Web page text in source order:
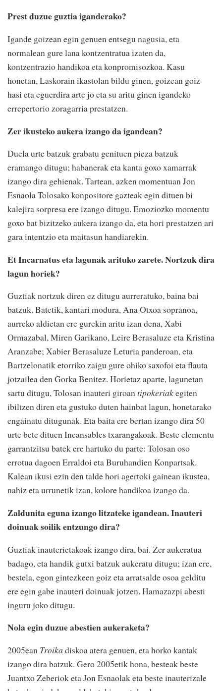
Prest duzue guztia iganderako?
Igande goizean egin genuen entsegu nagusia, eta
normalean gure lana kontzentratua izaten da,
kontzentrazio handikoa eta konpromisozkoa. Kasu
honetan, Laskorain ikastolan bildu ginen, goizean goiz
hasi eta eguerdira arte jo eta su aritu ginen igandeko
errepertorio zoragarria prestatzen.
Zer ikusteko aukera izango da igandean?
Duela urte batzuk grabatu genituen pieza batzuk
eramango ditugu; habanerak eta kanta goxo xamarrak
izango dira gehienak. Tartean, azken momentuan Jon
Esnaola Tolosako konpositore gazteak egin dituen bi
kalejira sorpresa ere izango ditugu. Emoziozko momentu
goxo bat bizitzeko aukera izango da, eta hori prestatzen ari
gara intentzio eta maitasun handiarekin.
Et Incarnatus eta lagunak arituko zarete. Nortzuk dira
lagun horiek?
Guztiak nortzuk diren ez ditugu aurreratuko, baina bai
batzuk. Batetik, kantari modura, Ana Otxoa sopranoa,
aurreko aldietan ere gurekin aritu izan dena, Xabi
Ormazabal, Miren Garikano, Leire Berasaluze eta Kristina
Aranzabe; Xabier Berasaluze Leturia panderoan, eta
Bartzelonatik etorriko zaigu gure ohiko saxofoi eta flauta
jotzailea den Gorka Benitez. Horietaz aparte, lagunetan
sartu ditugu, Tolosan inauteri giroantipokeriakegiten
ibiltzen diren eta gustuko duten hainbat lagun, honetarako
engainatu ditugunak. Eta baita ere bertan izango dira 50
urte bete dituen Incansables txarangakoak. Beste elementu
garrantzitsu batek ere hartuko du parte: Tolosan oso
errotua dagoen Erraldoi eta Buruhandien Konpartsak.
Kalean ikusi ezin den talde hori agertoki gainean ikustea,
nahiz eta urrunetik izan, kolore handikoa izango da.
Zaldunita eguna izango litzateke igandean. Inauteri
doinuak soilik entzungo dira?
Guztiak inauterietakoak izango dira, bai. Zer aukeratua
badago, eta handik gutxi batzuk aukeratu ditugu; izan ere,
bestela, egon gintezkeen goiz eta arratsalde osoa gelditu
ere egin gabe inauteri doinuak jotzen. Hamazazpi abesti
inguru joko ditugu.
Nola egin duzue abestien aukeraketa?
2005ean Troika diskoa atera genuen, eta horko kantak
izango dira batzuk. Gero 2005etik hona, besteak beste
Juantxo Zeberiok eta Jon Esnaolak eta beste inauterizale